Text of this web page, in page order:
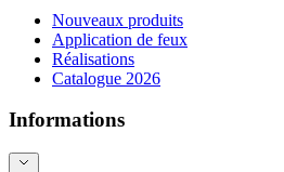
Nouveaux produits
Application de feux
Réalisations
Catalogue 2026
Informations